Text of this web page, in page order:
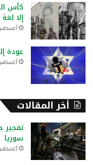
كأس
إلا
أغسطس 9,
عودة
أغسطس 9,
أخر المقالات
تفجير
سوريا
أغسطس 9,